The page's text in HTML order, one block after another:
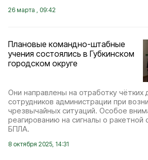
26 марта , 09:42
Плановые командно-штабные
учения состоялись в Губкинском
городском округе
Они направлены на отработку чётких
сотрудников администрации при
чрезвычайных ситуаций. Особое
реагированию на сигналы о ракетной
БПЛА.
8 октября 2025, 14:31